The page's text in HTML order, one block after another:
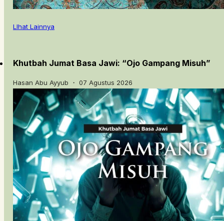
LIhat Lainnya
Khutbah Jumat Basa Jawi: “Ojo Gampang Misuh”
Hasan Abu Ayyub ・ 07 Agustus 2026